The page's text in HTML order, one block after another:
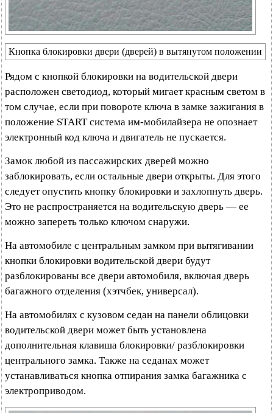
Кнопка блокировки двери (дверей) в вытянутом положении
Рядом с кнопкой блокировки на водительской двери
расположен светодиод, который мигает красным светом в
том случае, если при повороте ключа в замке зажигания в
положение START система им-мобилайзера не опознает
электронный код ключа и двигатель не пускается.
Замок любой из пассажирских дверей можно
заблокировать, если остальные двери открыты. Для этого
следует опустить кнопку блокировки и захлопнуть дверь.
Это не распространяется на водительскую дверь — ее
можно запереть только ключом снаружи.
На автомобиле с центральным замком при вытягивании
кнопки блокировки водительской двери будут
разблокированы все двери автомобиля, включая дверь
багажного отделения (хэтчбек, универсал).
На автомобилях с кузовом седан на панели облицовки
водительской двери может быть установлена
дополнительная клавиша блокировки/ разблокировки
центрального замка. Также на седанах может
устанавливаться кнопка отпирания замка багажника с
электроприводом.